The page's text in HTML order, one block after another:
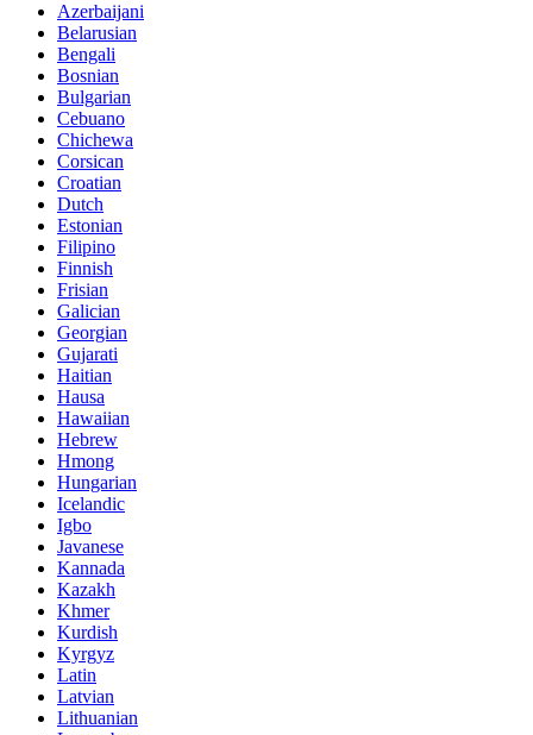
Azerbaijani
Belarusian
Bengali
Bosnian
Bulgarian
Cebuano
Chichewa
Corsican
Croatian
Dutch
Estonian
Filipino
Finnish
Frisian
Galician
Georgian
Gujarati
Haitian
Hausa
Hawaiian
Hebrew
Hmong
Hungarian
Icelandic
Igbo
Javanese
Kannada
Kazakh
Khmer
Kurdish
Kyrgyz
Latin
Latvian
Lithuanian